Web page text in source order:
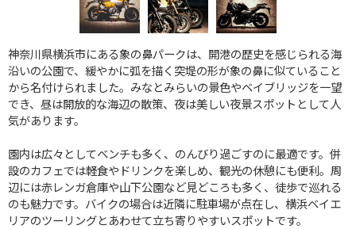
神奈川県横浜市にある象の鼻パークは、開港の歴史を感じられる海
沿いの公園で、緩やかに弧を描く突堤の形が象の鼻に似ていること
から名付けられました。みなとみらいの景色やベイブリッジを一望
でき、昼は開放的な海辺の散策、夜は美しい夜景スポットとして人
気があります。
園内は広々としてベンチも多く、のんびり過ごすのに最適です。併
設のカフェでは軽食やドリンクを楽しめ、観光の休憩にも便利。周
辺には赤レンガ倉庫や山下公園など見どころも多く、徒歩で巡れる
のも魅力です。バイクの場合は近隣に駐車場が点在し、横浜ベイエ
リアのツーリングとあわせて立ち寄りやすいスポットです。